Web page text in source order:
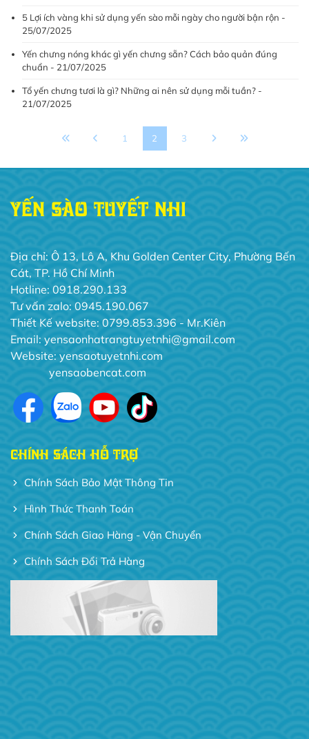
5 Lợi ích vàng khi sử dụng yến sào mỗi ngày cho người bận rộn -
25/07/2025
Yến chưng nóng khác gì yến chưng sẵn? Cách bảo quản đúng
chuẩn - 21/07/2025
Tổ yến chưng tươi là gì? Những ai nên sử dụng mỗi tuần? -
21/07/2025
1 2 3
YẾN SÀO TUYẾT NHI
Địa chỉ: Ô 13, Lô A, Khu Golden Center City, Phường Bến
Cát, TP. Hồ Chí Minh
Hotline: 0918.290.133
Tư vấn zalo: 0945.190.067
Thiết Kế website: 0799.853.396 - Mr.Kiên
Email: yensaonhatrangtuyetnhi@gmail.com
Website: yensaotuyetnhi.com
yensaobencat.com
CHÍNH SÁCH HỖ TRỢ
Chính Sách Bảo Mật Thông Tin
Hình Thức Thanh Toán
Chính Sách Giao Hàng - Vận Chuyển
Chính Sách Đổi Trả Hàng